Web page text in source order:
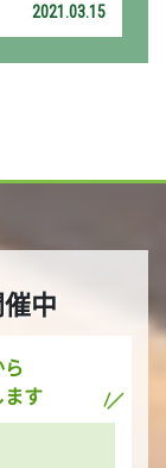
2021.03.15
中
す